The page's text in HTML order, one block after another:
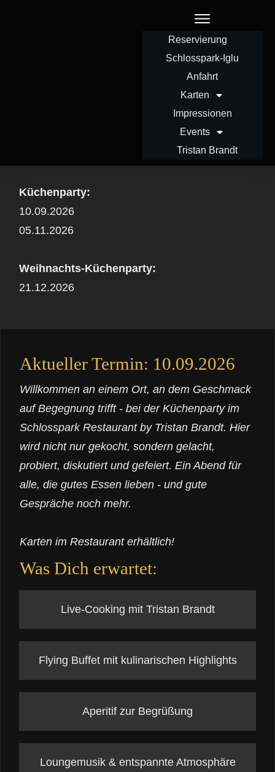
Reservierung
Schlosspark-Iglu
Anfahrt
Karten
Impressionen
Events
Tristan Brandt
Küchenparty:
10.09.2026
05.11.2026
Weihnachts-Küchenparty:
21.12.2026
Aktueller Termin: 10.09.2026
Willkommen an einem Ort, an dem Geschmack
auf Begegnung trifft - bei der Küchenparty im
Schlosspark Restaurant by Tristan Brandt. Hier
wird nicht nur gekocht, sondern gelacht,
probiert, diskutiert und gefeiert. Ein Abend für
alle, die gutes Essen lieben - und gute
Gespräche noch mehr.
Karten im Restaurant erhältlich!
Was Dich erwartet:
Live-Cooking mit Tristan Brandt
Flying Buffet mit kulinarischen Highlights
Aperitif zur Begrüßung
Loungemusik & entspannte Atmosphäre